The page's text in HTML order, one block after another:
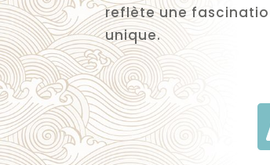
reflète une
unique.